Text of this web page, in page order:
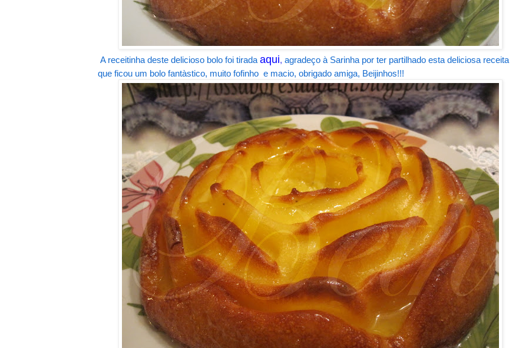
A receitinha deste delicioso bolo foi tirada aqui, agradeço à Sarinha por ter partilhado esta deliciosa receita
que ficou um bolo fantàstico, muito fofinho e macio, obrigado amiga, Beijinhos!!!